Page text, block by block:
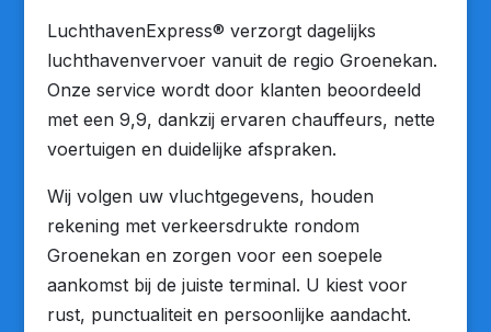
LuchthavenExpress® verzorgt dagelijks
luchthavenvervoer vanuit de regio Groenekan.
Onze service wordt door klanten beoordeeld
met een 9,9, dankzij ervaren chauffeurs, nette
voertuigen en duidelijke afspraken.
Wij volgen uw vluchtgegevens, houden
rekening met verkeersdrukte rondom
Groenekan en zorgen voor een soepele
aankomst bij de juiste terminal. U kiest voor
rust, punctualiteit en persoonlijke aandacht.